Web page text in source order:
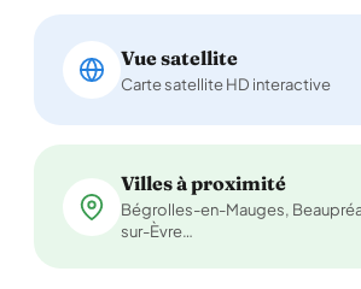
Vue satellite
Carte satellite HD interactive
Villes à proximité
Bégrolles-en-Mauges,
sur-Èvre…